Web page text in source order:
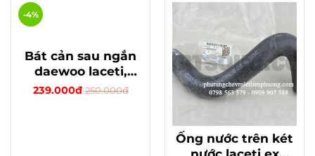
Bát cản sau ngắn
daewoo laceti,
cruze bên trái mã
239.000đ 250.000đ
-4%
Ống nước trên két